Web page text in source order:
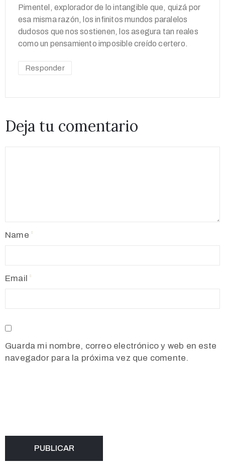
Pimentel, explorador de lo intangible que, quizá por
esa misma razón, los infinitos mundos paralelos
dudosos que nos sostienen, los asegura tan reales
como un pensamiento imposible creído certero.
Responder
Deja tu comentario
Name
Email
Guarda mi nombre, correo electrónico y web en este
navegador para la próxima vez que comente.